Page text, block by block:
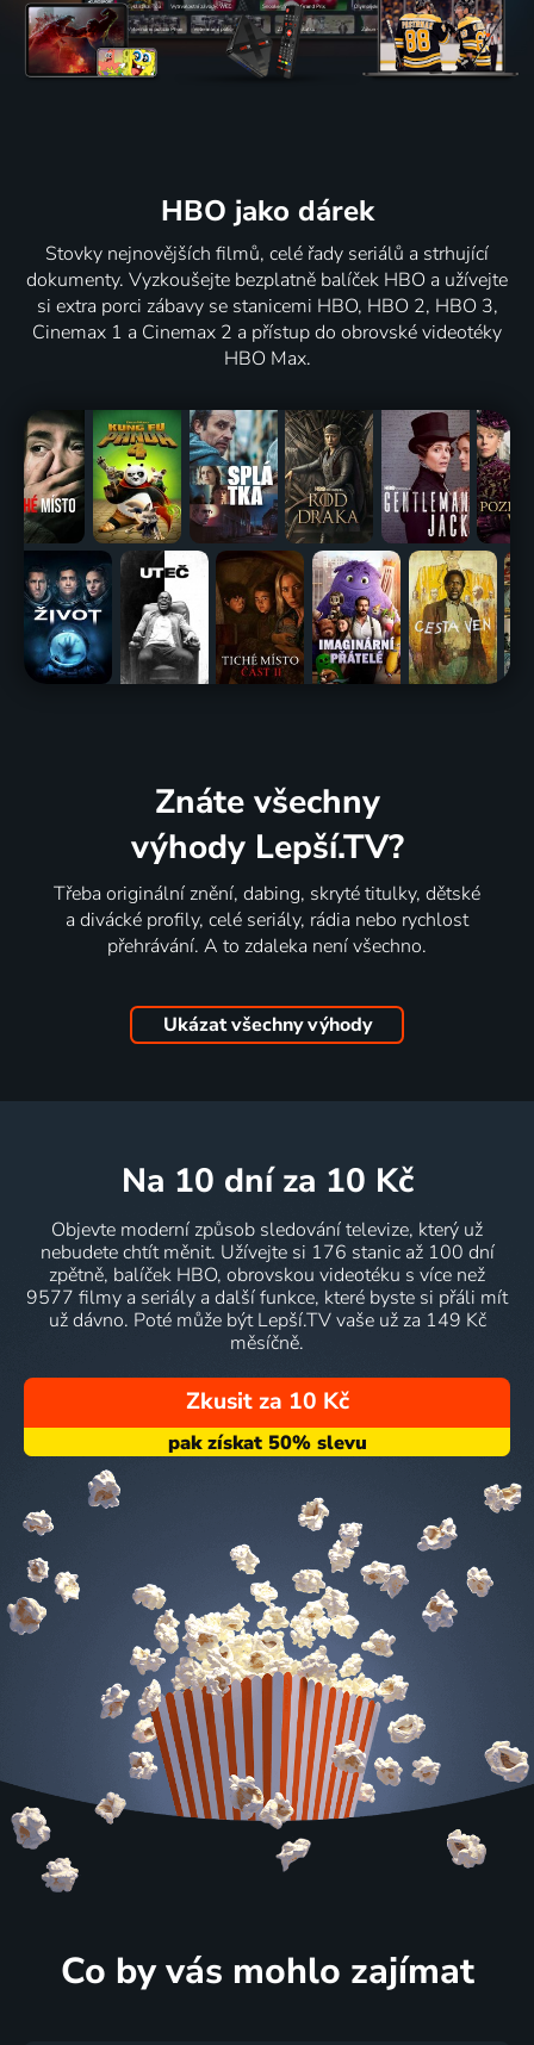
HBO jako dárek
Stovky nejnovějších filmů, celé řady seriálů a strhující
dokumenty. Vyzkoušejte bezplatně balíček HBO a užívejte
si extra porci zábavy se stanicemi HBO, HBO 2, HBO 3,
Cinemax 1 a Cinemax 2 a přístup do obrovské videotéky
HBO Max.
Znáte všechny
výhody Lepší.TV?
Třeba originální znění, dabing, skryté titulky, dětské
a divácké profily, celé seriály, rádia nebo rychlost
přehrávání. A to zdaleka není všechno.
Ukázat všechny výhody
na 10 dní za 10 Kč
Objevte moderní způsob sledování televize, který už
nebudete chtít měnit. Užívejte si 176 stanic až 100 dní
zpětně, balíček HBO, obrovskou videotéku s více než
9577 filmy a seriály a další funkce, které byste si přáli mít
už dávno. Poté může být Lepší.TV vaše už za 149 Kč
měsíčně.
Zkusit za 10 Kč
Co by vás mohlo zajímat